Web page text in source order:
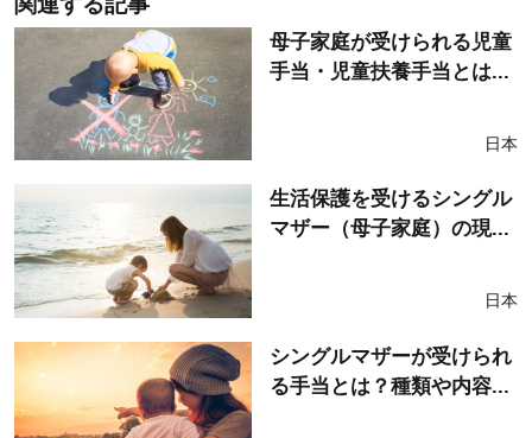
母子家庭が受けられる児童
手当・児童扶養手当とは...
日本
生活保護を受けるシングル
マザー（母子家庭）の現...
日本
シングルマザーが受けられ
る手当とは？種類や内容...